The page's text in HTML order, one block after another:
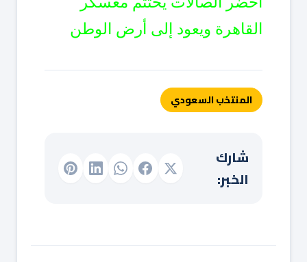
القاهرة ويعود إلى أرض الوطن
المنتخب السعودي
شارك
الخبر: